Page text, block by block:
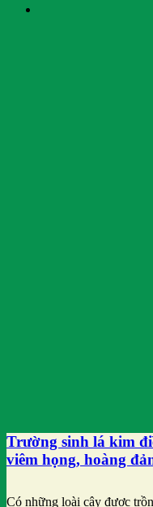
Trường sinh lá kim
viêm họng, hoàng
Có những loài cây được